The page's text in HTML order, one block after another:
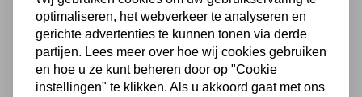
12V MW Tools
406,56
336,00 excl. BTW
optimaliseren, het webverkeer te analyseren en
gerichte advertenties te kunnen tonen via derde
partijen. Lees meer over hoe wij cookies gebruiken
en hoe u ze kunt beheren door op "Cookie
instellingen" te klikken. Als u akkoord gaat met ons